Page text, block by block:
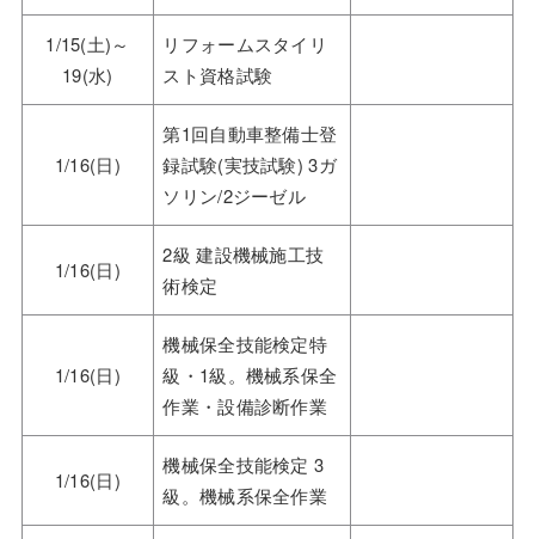
1/15(土)～
19(水)
リフォームスタイリ
スト資格試験
1/16(日)
第1回自動車整備士登
録試験(実技試験) 3ガ
ソリン/2ジーゼル
1/16(日)
2級 建設機械施工技
術検定
1/16(日)
機械保全技能検定特
級・1級。機械系保全
作業・設備診断作業
1/16(日)
機械保全技能検定 3
級。機械系保全作業